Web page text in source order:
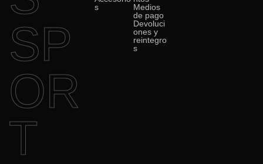
SP
OR
T
s
Medios
de pago
Devoluci
ones y
reintegro
s